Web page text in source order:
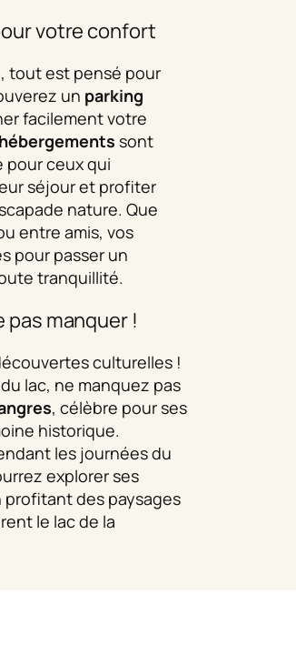
votre confort
tout est pensé pour
un parking
facilement votre
hébergements sont
pour ceux qui
séjour et profiter
nature. Que
entre amis, vos
pour passer un
tranquillité.
pas manquer !
culturelles !
lac, ne manquez pas
, célèbre pour ses
historique.
les journées du
explorer ses
des paysages
le lac de la